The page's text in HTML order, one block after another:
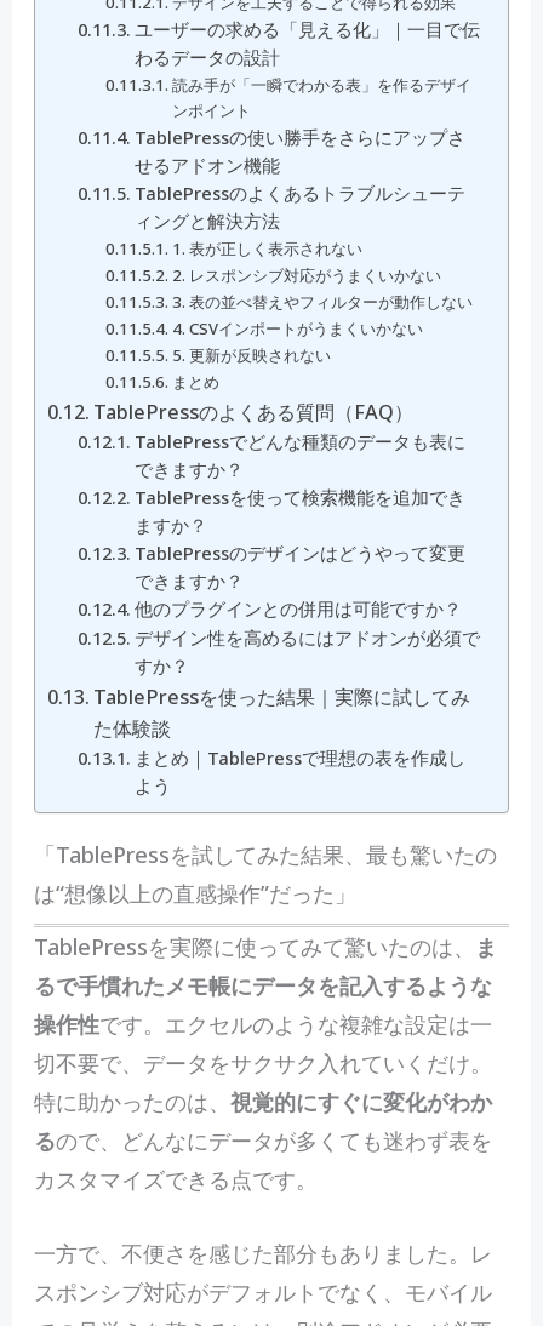
ユーザーの求める「見える化」｜一目で伝
わるデータの設計
読み手が「一瞬でわかる表」を作るデザイ
ンポイント
TablePressの使い勝手をさらにアップさ
せるアドオン機能
TablePressのよくあるトラブルシューテ
ィングと解決方法
1. 表が正しく表示されない
2. レスポンシブ対応がうまくいかない
3. 表の並べ替えやフィルターが動作しない
4. CSVインポートがうまくいかない
5. 更新が反映されない
まとめ
TablePressのよくある質問（FAQ）
TablePressでどんな種類のデータも表に
できますか？
TablePressを使って検索機能を追加でき
ますか？
TablePressのデザインはどうやって変更
できますか？
他のプラグインとの併用は可能ですか？
デザイン性を高めるにはアドオンが必須で
すか？
TablePressを使った結果｜実際に試してみ
た体験談
まとめ｜TablePressで理想の表を作成し
よう
「TablePressを試してみた結果、最も驚いたの
は“想像以上の直感操作”だった」
TablePressを実際に使ってみて驚いたのは、
ま
るで手慣れたメモ帳にデータを記入するような
操作性です。エクセルのような複雑な設定は一
切不要で、データをサクサク入れていくだけ。
特に助かったのは、 視覚的にすぐに変化がわか
るので、どんなにデータが多くても迷わず表を
カスタマイズできる点です。
一方で、不便さを感じた部分もありました。レ
スポンシブ対応がデフォルトでなく、モバイル